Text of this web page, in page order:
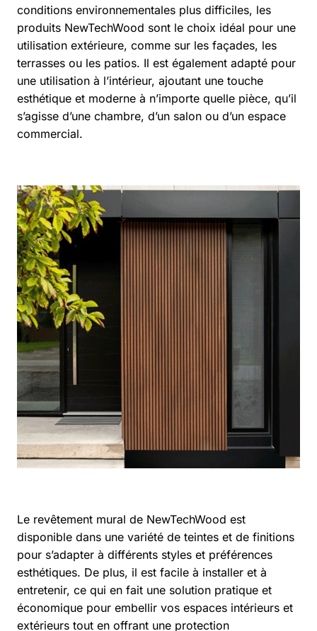
conditions environnementales plus difficiles, les
produits NewTechWood sont le choix idéal pour une
utilisation extérieure, comme sur les façades, les
terrasses ou les patios. Il est également adapté pour
une utilisation à l’intérieur, ajoutant une touche
esthétique et moderne à n’importe quelle pièce, qu’il
s’agisse d’une chambre, d’un salon ou d’un espace
commercial.
Le revêtement mural de NewTechWood est
disponible dans une variété de teintes et de finitions
pour s’adapter à différents styles et préférences
esthétiques. De plus, il est facile à installer et à
entretenir, ce qui en fait une solution pratique et
économique pour embellir vos espaces intérieurs et
extérieurs tout en offrant une protection